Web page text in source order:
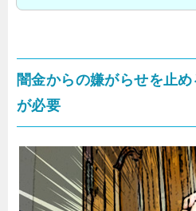
闇金からの嫌がらせを止
が必要